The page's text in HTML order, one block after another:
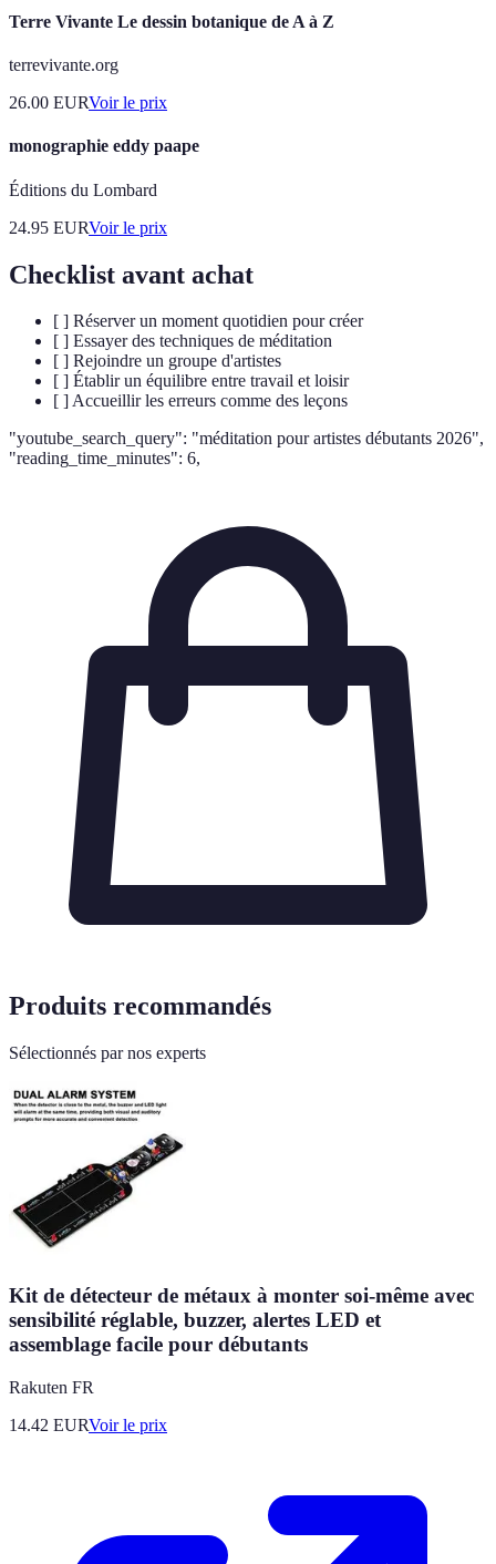
Terre Vivante Le dessin botanique de A à Z
terrevivante.org
26.00 EURVoir le prix
monographie eddy paape
Éditions du Lombard
24.95 EURVoir le prix
Checklist avant achat
[ ] Réserver un moment quotidien pour créer
[ ] Essayer des techniques de méditation
[ ] Rejoindre un groupe d'artistes
[ ] Établir un équilibre entre travail et loisir
[ ] Accueillir les erreurs comme des leçons
"youtube_search_query": "méditation pour artistes débutants 2026",
"reading_time_minutes": 6,
Produits recommandés
Sélectionnés par nos experts
Kit de détecteur de métaux à monter soi-même avec
sensibilité réglable, buzzer, alertes LED et
assemblage facile pour débutants
Rakuten FR
14.42 EURVoir le prix